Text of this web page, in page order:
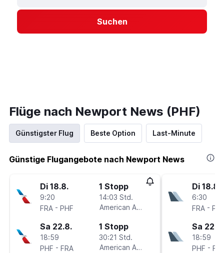
Suchen
Flüge nach Newport News (PHF)
Günstigster Flug Beste Option Last-Minute
Günstige Flugangebote nach Newport News
Di 18.8.
9:20
FRA - PHF
1 Stopp
14:03 Std.
American Airlines
Sa 22.8.
18:59
PHF - FRA
1 Stopp
30:21 Std.
American Airlines
Di 18.8.
6:30
FRA -
Sa 22.8.
18:59
PHF -